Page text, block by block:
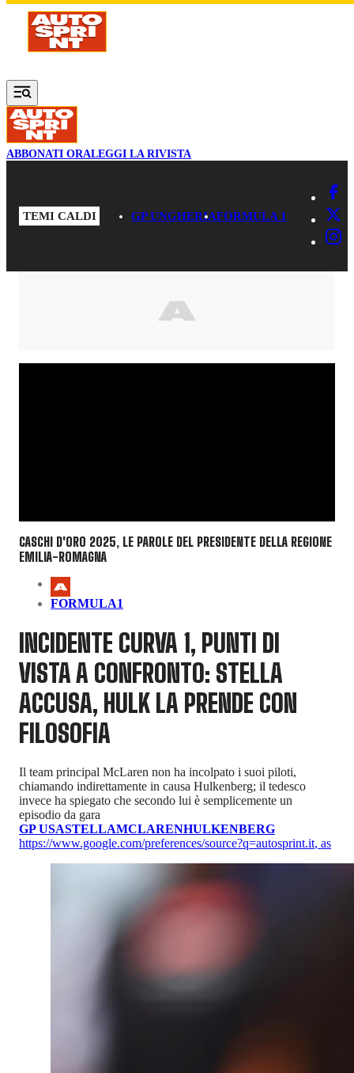
Vai al contenuto principale
ABBONATI ORALEGGI LA RIVISTA
TEMI CALDI GP UNGHERIAFORMULA 1
CASCHI D'ORO 2025, LE PAROLE DEL PRESIDENTE DELLA REGIONE
EMILIA-ROMAGNA
FORMULA1
INCIDENTE CURVA 1, PUNTI DI
VISTA A CONFRONTO: STELLA
ACCUSA, HULK LA PRENDE CON
FILOSOFIA
Il team principal McLaren non ha incolpato i suoi piloti,
chiamando indirettamente in causa Hulkenberg; il tedesco
invece ha spiegato che secondo lui è semplicemente un
episodio da gara
GP USASTELLAMCLARENHULKENBERG
https://www.google.com/preferences/source?q=autosprint.it, as